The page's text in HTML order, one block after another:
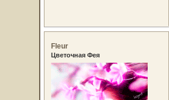
Fleur
Цветочная Фея